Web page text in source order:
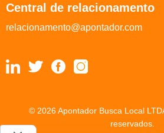
Central de relacionamento
relacionamento@apontador.com
© 2026 Apontador Busca Local
reservados.